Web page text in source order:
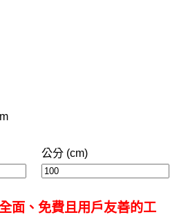
公分 (cm)
面、免費且用戶友善的工